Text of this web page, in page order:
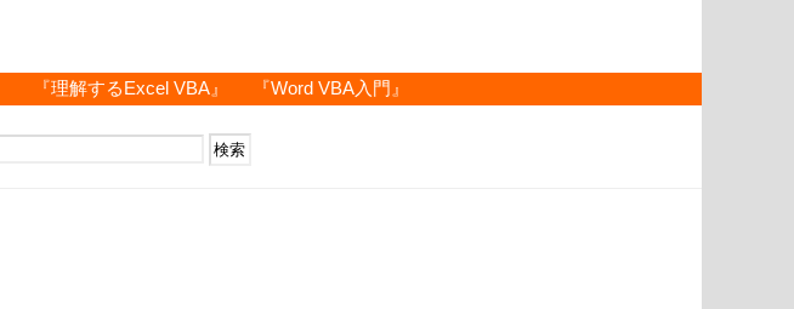
『理解するExcel VBA』 『Word VBA入門』